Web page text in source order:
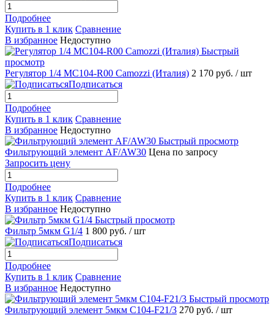
Подробнее
Купить в 1 клик Сравнение
В избранное Недоступно
Быстрый
просмотр
Регулятор 1/4 МС104-R00 Camozzi (Италия) 2 170 руб. / шт
Подписаться
Подробнее
Купить в 1 клик Сравнение
В избранное Недоступно
Быстрый просмотр
Фильтрующий элемент AF/AW30 Цена по запросу
Запросить цену
Подробнее
Купить в 1 клик Сравнение
В избранное Недоступно
Быстрый просмотр
Фильтр 5мкм G1/4 1 800 руб. / шт
Подписаться
Подробнее
Купить в 1 клик Сравнение
В избранное Недоступно
Быстрый просмотр
Фильтрующий элемент 5мкм С104-F21/3 270 руб. / шт